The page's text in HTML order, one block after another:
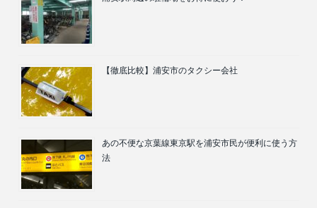
【徹底比較】浦安市のタクシー会社
あの不便な京葉線東京駅を浦安市民が便利に使う方
法